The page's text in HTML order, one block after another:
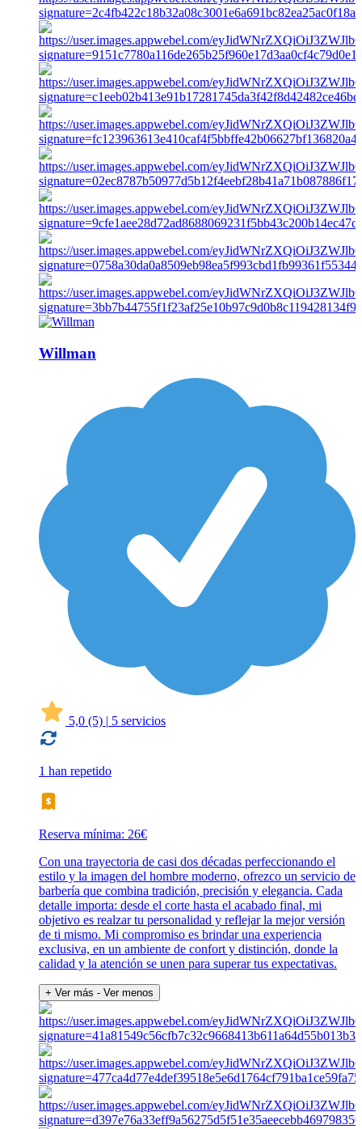
Willman
5,0 (5) | 5 servicios
1 han repetido
Reserva mínima: 26€
Con una trayectoria de casi dos décadas perfeccionando el
estilo y la imagen del hombre moderno, ofrezco un servicio de
barbería que combina tradición, precisión y elegancia. Cada
detalle importa: desde el corte hasta el acabado final, mi
objetivo es realzar tu personalidad y reflejar la mejor versión
de ti mismo. Mi compromiso es brindar una experiencia
exclusiva, en un ambiente de confort y distinción, donde la
calidad y la atención se unen para superar tus expectativas.
+ Ver más - Ver menos